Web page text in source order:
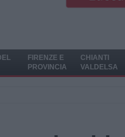
FIRENZE E
PROVINCIA
CHIANTI
VALDELSA